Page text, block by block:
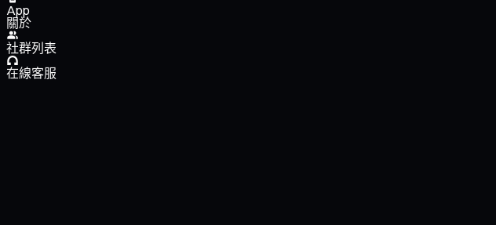
App
關於
社群列表
在線客服